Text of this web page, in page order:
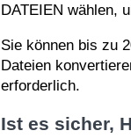
DATEIEN wählen,
Sie können bis zu
Dateien
erforderlich.
Ist es sicher,